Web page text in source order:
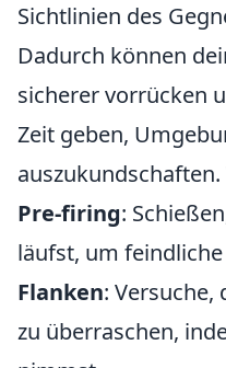
Sichtlinien des
Dadurch können
sicherer vorrücken
Zeit geben,
Pre-firing:
läufst, um
Flanken: Versuche,
zu überraschen,